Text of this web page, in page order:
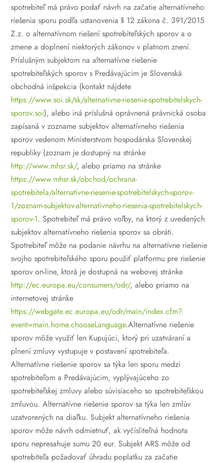
spotrebiteľ má právo podať návrh na začatie alternatívneho
riešenia sporu podľa ustanovenia § 12 zákona č. 391/2015
Z.z. o alternatívnom riešení spotrebiteľských sporov a o
zmene a doplnení niektorých zákonov v platnom znení.
Príslušným subjektom na alternatívne riešenie
spotrebiteľských sporov s Predávajúcim je Slovenská
obchodná inšpekcia (kontakt nájdete
https://www.soi.sk/sk/alternativne-riesenie-spotrebitelskych-
sporov.soi), alebo iná príslušná oprávnená právnická osoba
zapísaná v zozname subjektov alternatívneho riešenia
sporov vedenom Ministerstvom hospodárska Slovenskej
republiky (zoznam je dostupný na stránke
http://www.mhsr.sk/, alebo priamo na stránke
https://www.mhsr.sk/obchod/ochrana-
spotrebitela/alternativne-riesenie-spotrebitelskych-sporov-
1/zoznam-subjektov-alternativneho-riesenia-spotrebitelskych-
sporov-1.Spotrebiteľ má právo voľby, na ktorý z uvedených
subjektov alternatívneho riešenia sporov sa obráti.
Spotrebiteľ môže na podanie návrhu na alternatívne riešenie
svojho spotrebiteľského sporu použiť platformu pre riešenie
sporov on-line, ktorá je dostupná na webovej stránke
http://ec.europa.eu/consumers/odr/, alebo priamo na
internetovej stránke
https://webgate.ec.europa.eu/odr/main/index.cfm?
event=main.home.chooseLanguage.Alternatívne riešenie
sporov môže využiť len Kupujúci, ktorý pri uzatváraní a
plnení zmluvy vystupuje v postavení spotrebiteľa.
Alternatívne riešenie sporov sa týka len sporu medzi
spotrebiteľom a Predávajúcim, vyplývajúceho zo
spotrebiteľskej zmluvy alebo súvisiaceho so spotrebiteľskou
zmluvou. Alternatívne riešenie sporov sa týka len zmlúv
uzatvorených na diaľku. Subjekt alternatívneho riešenia
sporov môže návrh odmietnuť, ak vyčísliteľná hodnota
sporu nepresahuje sumu 20 eur. Subjekt ARS môže od
spotrebiteľa požadovať úhradu poplatku za začatie